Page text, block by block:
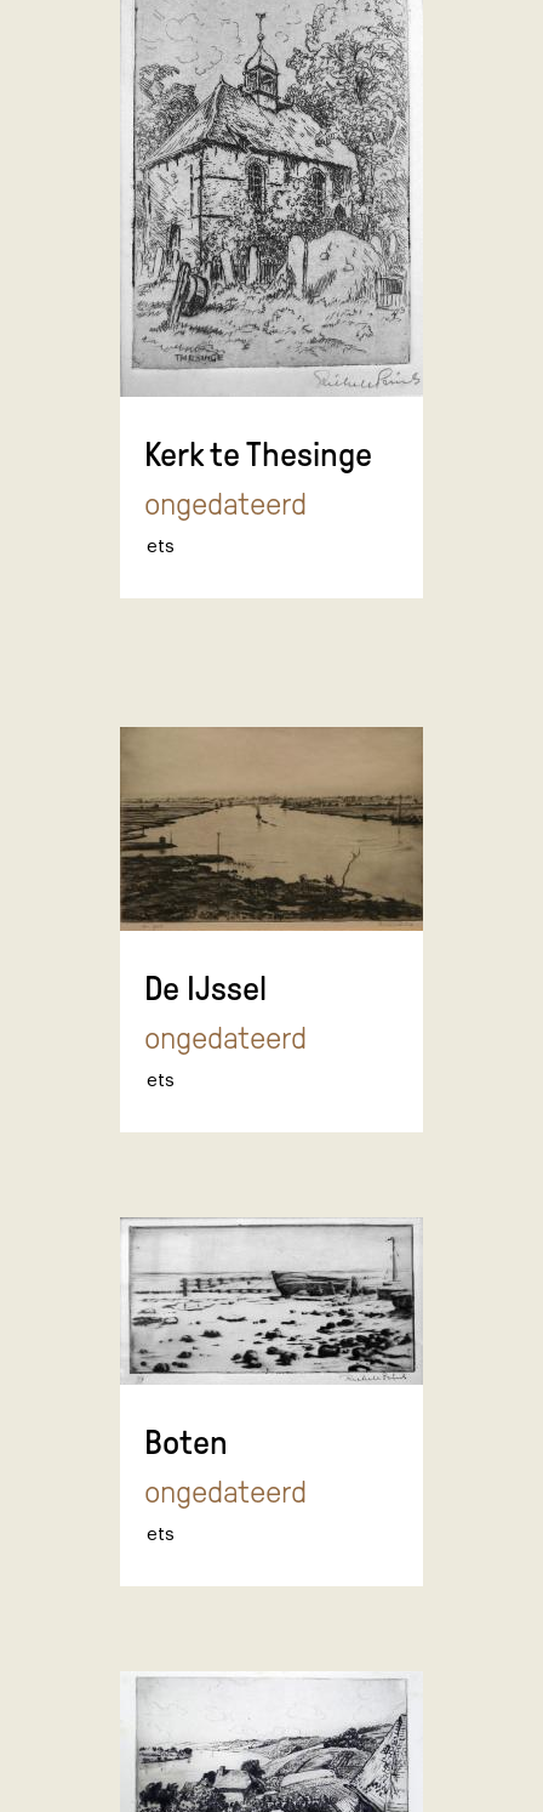
Kerk te Thesinge
ongedateerd
ets
De IJssel
ongedateerd
ets
Boten
ongedateerd
ets